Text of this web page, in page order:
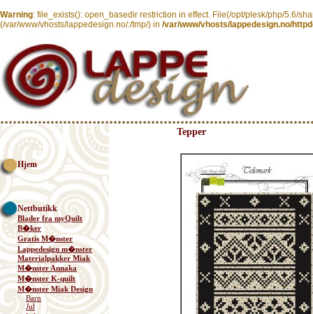
Warning: file_exists(): open_basedir restriction in effect. File(/opt/plesk/php/5.6/
(/var/www/vhosts/lappedesign.no/:/tmp/) in /var/www/vhosts/lappedesign.no/
Hjem
Nettbutikk
Blader fra myQuilt
B�ker
Gratis M�nster
Lappedesign m�nster
Materialpakker Miak
M�nster Annaka
M�nster K-quilt
M�nster Miak Design
Barn
Jul
Tepper